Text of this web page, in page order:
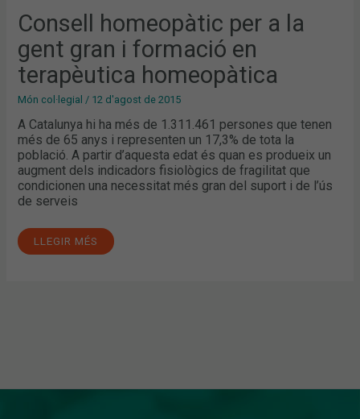
Consell homeopàtic per a la
gent gran i formació en
terapèutica homeopàtica
Món col·legial / 12 d'agost de 2015
A Catalunya hi ha més de 1.311.461 persones que tenen
més de 65 anys i representen un 17,3% de tota la
població. A partir d’aquesta edat és quan es produeix un
augment dels indicadors fisiològics de fragilitat que
condicionen una necessitat més gran del suport i de l’ús
de serveis
FORMACIÓ
EN
TERAPÈUTICA
HOMEOPÀTICA
LLEGIR MÉS